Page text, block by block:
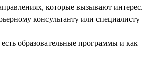
которые вызывают интерес.
консультанту или специалисту
образовательные программы и как